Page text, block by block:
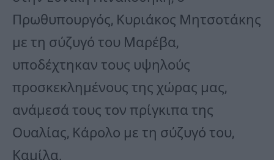
Πρωθυπουργός, Κυριάκος Μητσοτάκης
με τη σύζυγό του Μαρέβα,
υποδέχτηκαν τους υψηλούς
προσκεκλημένους της χώρας μας,
ανάμεσά τους τον πρίγκιπα της
Ουαλίας, Κάρολο με τη σύζυγό του,
Καμίλα.